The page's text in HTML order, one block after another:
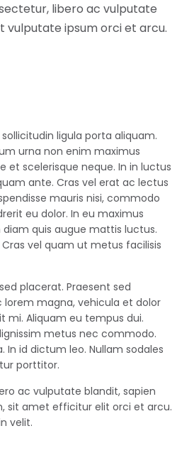
libero ac vulputate
vulputate ipsum orci et arcu.
ligula porta aliquam.
urna non enim maximus
et scelerisque neque. In in luctus
ante. Cras vel erat ac lectus
mauris nisi, commodo
eu dolor. In eu maximus
diam quis augue mattis luctus.
vel quam ut metus facilisis
placerat. Praesent sed
lorem magna, vehicula et dolor
mi. Aliquam eu tempus dui.
metus nec commodo.
In id dictum leo. Nullam sodales
porttitor.
ac vulputate blandit, sapien
sit amet efficitur elit orci et arcu.
velit.